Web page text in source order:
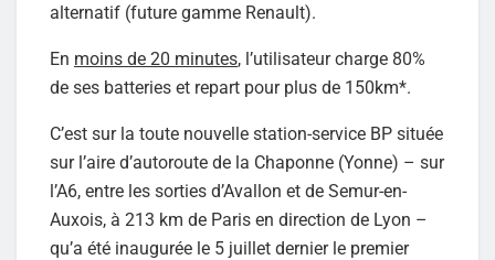
alternatif (future gamme Renault).
En moins de 20 minutes, l’utilisateur charge 80%
de ses batteries et repart pour plus de 150km*.
C’est sur la toute nouvelle station-service BP située
sur l’aire d’autoroute de la Chaponne (Yonne) – sur
l’A6, entre les sorties d’Avallon et de Semur-en-
Auxois, à 213 km de Paris en direction de Lyon –
qu’a été inaugurée le 5 juillet dernier le premier